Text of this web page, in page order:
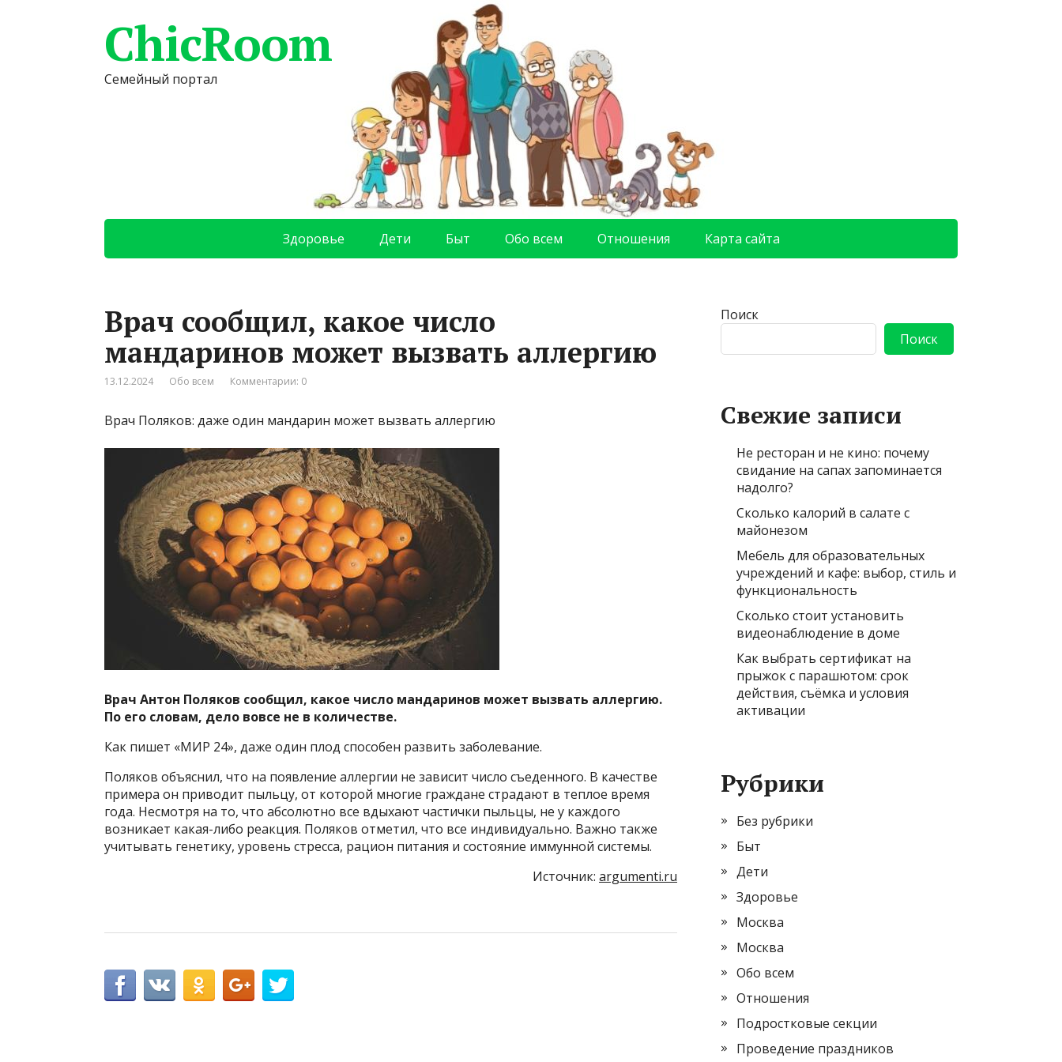
ChicRoom
Семейный портал
Здоровье Дети Быт Обо всем Отношения Карта сайта
Врач сообщил, какое число
мандаринов может вызвать аллергию
13.12.2024 Обо всем Комментарии: 0
Врач Поляков: даже один мандарин может вызвать аллергию
Врач Антон Поляков сообщил, какое число мандаринов может вызвать аллергию.
По его словам, дело вовсе не в количестве.
Как пишет «МИР 24», даже один плод способен развить заболевание.
Поляков объяснил, что на появление аллергии не зависит число съеденного. В качестве
примера он приводит пыльцу, от которой многие граждане страдают в теплое время
года. Несмотря на то, что абсолютно все вдыхают частички пыльцы, не у каждого
возникает какая-либо реакция. Поляков отметил, что все индивидуально. Важно также
учитывать генетику, уровень стресса, рацион питания и состояние иммунной системы.
Источник: argumenti.ru
Поиск
Поиск
Свежие записи
Не ресторан и не кино: почему
свидание на сапах запоминается
надолго?
Сколько калорий в салате с
майонезом
Мебель для образовательных
учреждений и кафе: выбор, стиль и
функциональность
Сколько стоит установить
видеонаблюдение в доме
Как выбрать сертификат на
прыжок с парашютом: срок
действия, съёмка и условия
активации
Рубрики
Без рубрики
Быт
Дети
Здоровье
Москва
Москва
Обо всем
Отношения
Подростковые секции
Проведение праздников